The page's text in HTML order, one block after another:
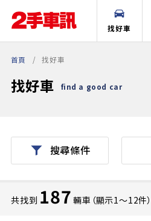
找好車
首頁 找好車
找好車 find a good car
搜尋條件
共找到 187 輛車（顯示1〜12件）